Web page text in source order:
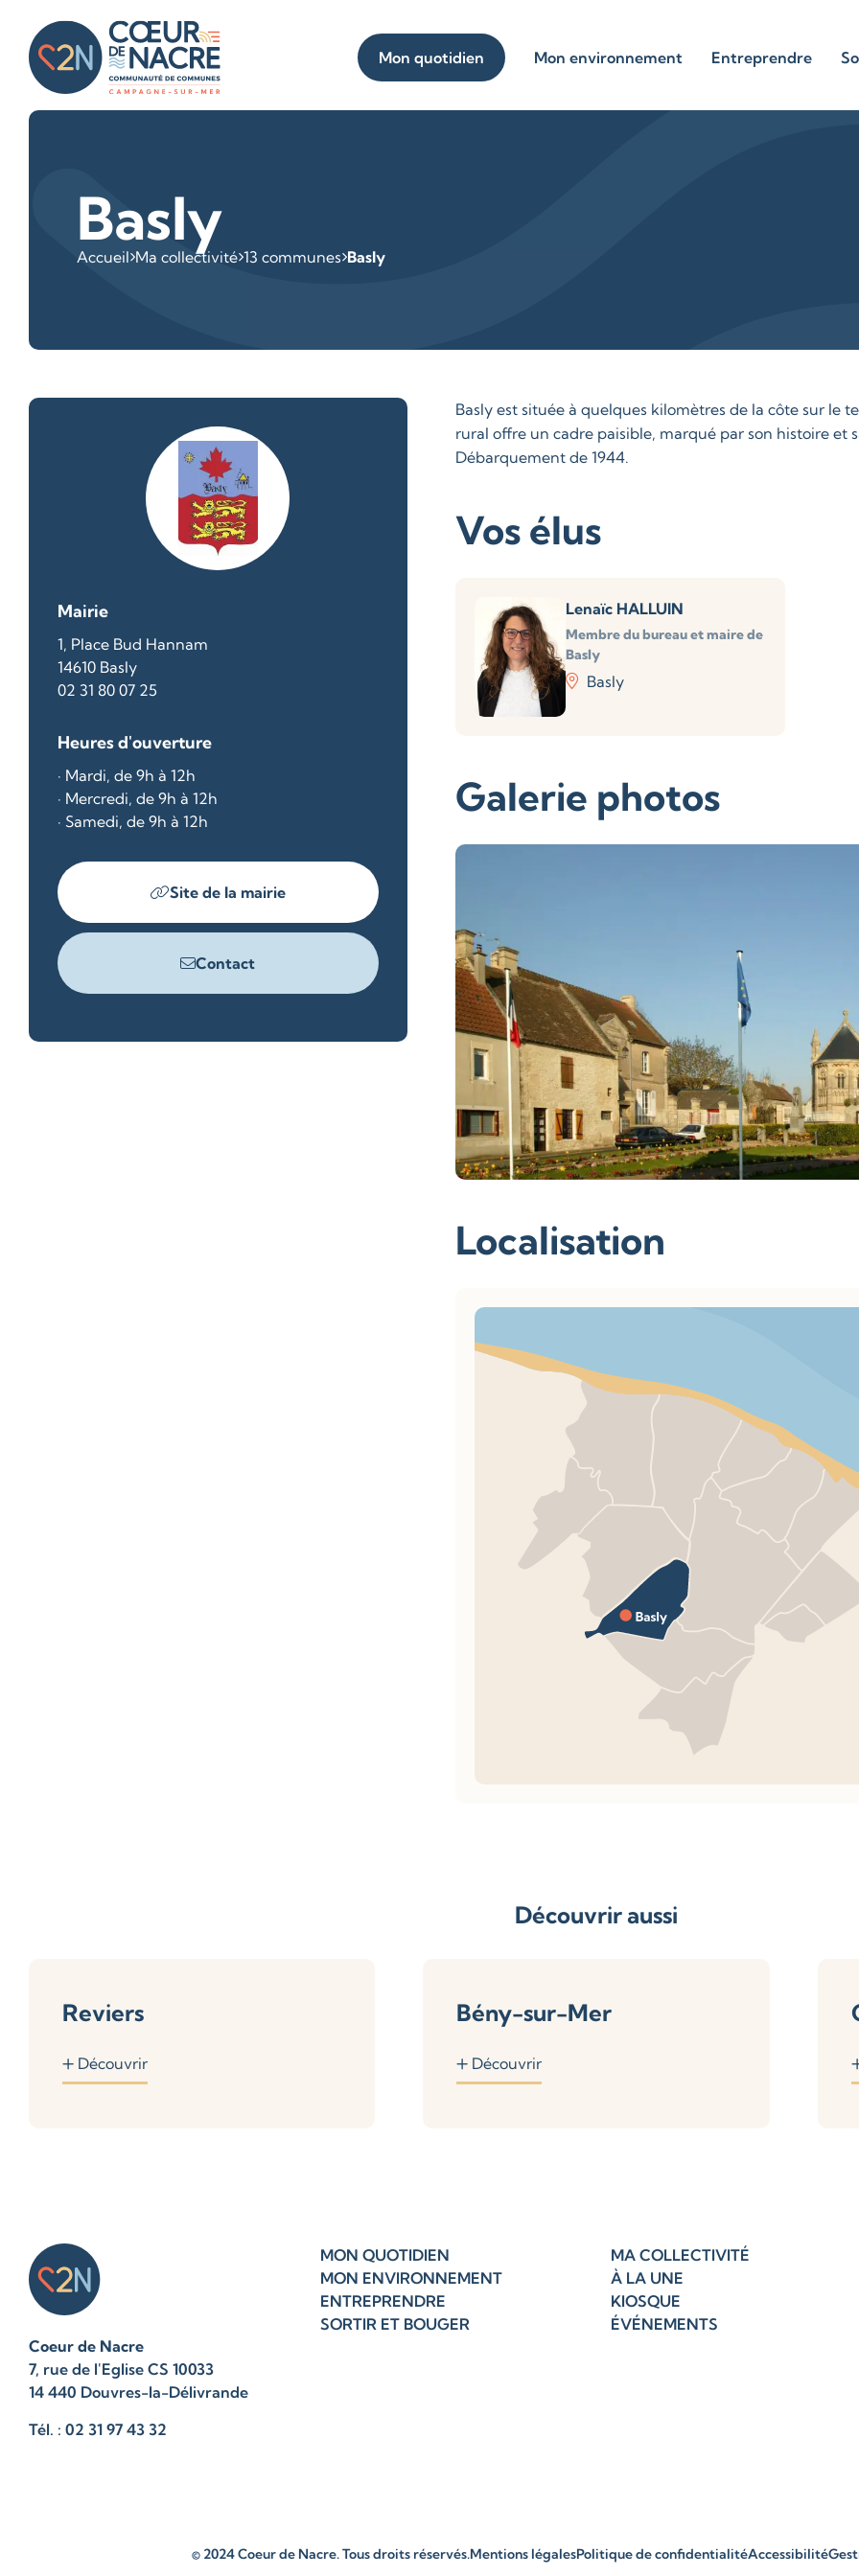
Mon quotidien Mon environnement Entreprendre
Basly
Accueil Ma collectivité 13 communes Basly
Mairie
1, Place Bud Hannam
14610 Basly
02 31 80 07 25
Heures d'ouverture
· Mardi, de 9h à 12h
· Mercredi, de 9h à 12h
· Samedi, de 9h à 12h
Site de la mairie
Contact
Basly est située à quelques kilomètres de la côte sur
rural offre un cadre paisible, marqué par son histoire et
Débarquement de 1944.
Vos élus
Lenaïc HALLUIN
Membre du bureau et maire de
Basly
Basly
Galerie photos
Localisation
Découvrir aussi
Reviers
Découvrir
Bény-sur-Mer
Découvrir
Coeur de Nacre
7, rue de l'Eglise CS 10033
14 440 Douvres-la-Délivrande
Tél. : 02 31 97 43 32
MON QUOTIDIEN
MON ENVIRONNEMENT
ENTREPRENDRE
SORTIR ET BOUGER
MA COLLECTIVITÉ
À LA UNE
KIOSQUE
ÉVÉNEMENTS
© 2024 Coeur de Nacre. Tous droits réservés.Mentions légalesPolitique de confidentialitéAccessibilité